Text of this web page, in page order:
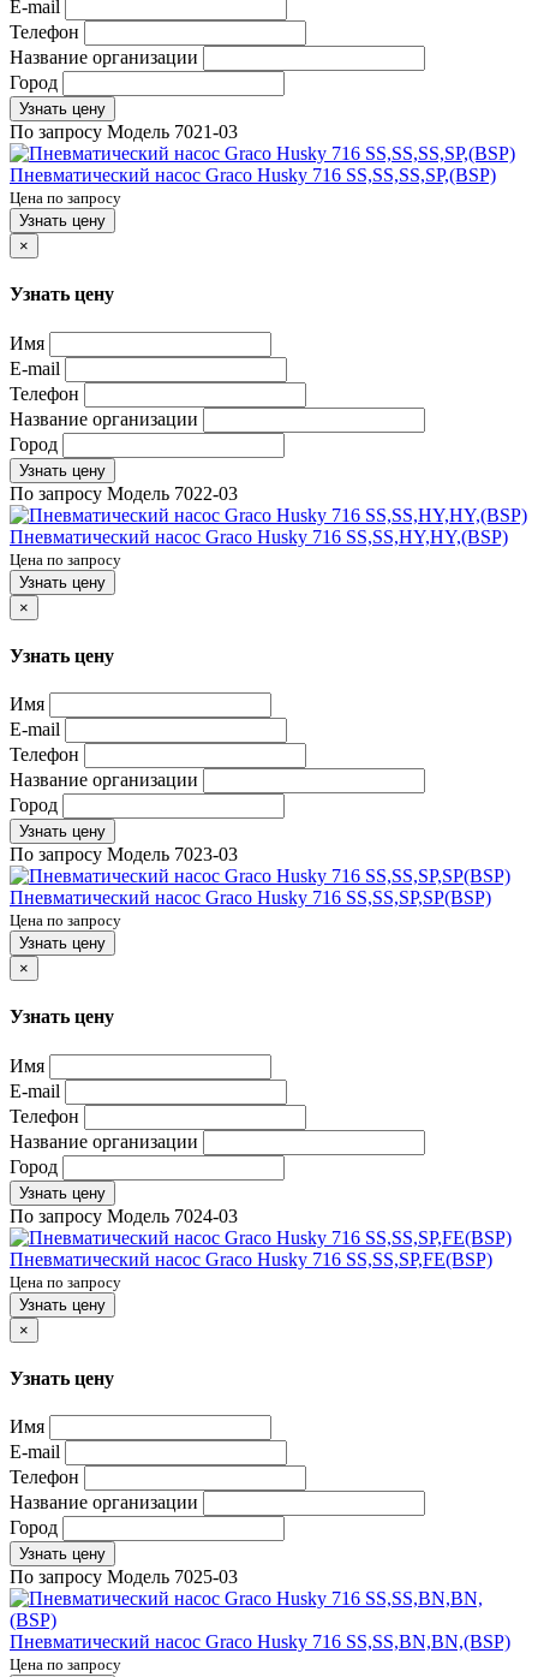
E-mail
Телефон
Название организации
Город
Узнать цену
По запросу Модель 7021-03
Пневматический насос Graco Husky 716 SS,SS,SS,SP,(BSP)
Цена по запросу
Узнать цену
×
Узнать цену
Имя
E-mail
Телефон
Название организации
Город
Узнать цену
По запросу Модель 7022-03
Пневматический насос Graco Husky 716 SS,SS,HY,HY,(BSP)
Цена по запросу
Узнать цену
×
Узнать цену
Имя
E-mail
Телефон
Название организации
Город
Узнать цену
По запросу Модель 7023-03
Пневматический насос Graco Husky 716 SS,SS,SP,SP(BSP)
Цена по запросу
Узнать цену
×
Узнать цену
Имя
E-mail
Телефон
Название организации
Город
Узнать цену
По запросу Модель 7024-03
Пневматический насос Graco Husky 716 SS,SS,SP,FE(BSP)
Цена по запросу
Узнать цену
×
Узнать цену
Имя
E-mail
Телефон
Название организации
Город
Узнать цену
По запросу Модель 7025-03
Пневматический насос Graco Husky 716 SS,SS,BN,BN,(BSP)
Цена по запросу